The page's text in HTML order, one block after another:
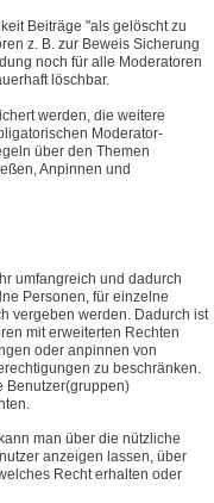
Beiträge "als gelöscht zu
z. B. zur Beweis Sicherung
noch für alle Moderatoren
löschbar.
werden, die weitere
Moderator-
über den Themen
Anpinnen und
umfangreich und dadurch
Personen, für einzelne
vergeben werden. Dadurch ist
mit erweiterten Rechten
oder anpinnen von
zu beschränken.
Benutzer(gruppen)
man über die nützliche
anzeigen lassen, über
Recht erhalten oder